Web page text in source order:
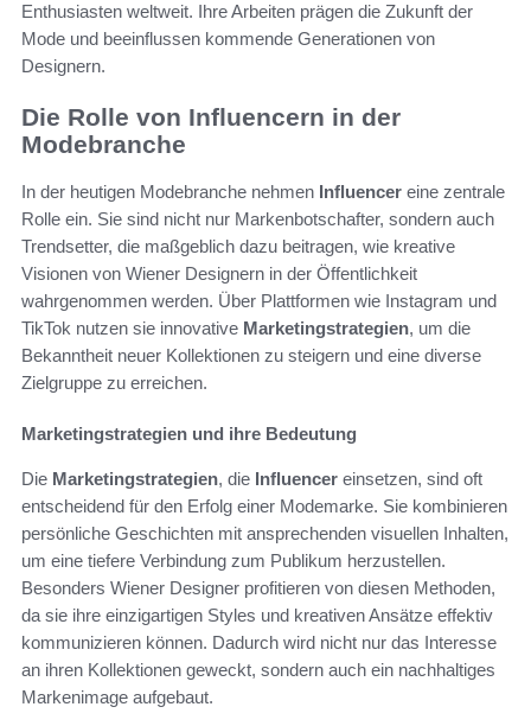
Enthusiasten weltweit. Ihre Arbeiten prägen die Zukunft der
Mode und beeinflussen kommende Generationen von
Designern.
Die Rolle von Influencern in der
Modebranche
In der heutigen Modebranche nehmen Influencer eine zentrale
Rolle ein. Sie sind nicht nur Markenbotschafter, sondern auch
Trendsetter, die maßgeblich dazu beitragen, wie kreative
Visionen von Wiener Designern in der Öffentlichkeit
wahrgenommen werden. Über Plattformen wie Instagram und
TikTok nutzen sie innovative Marketingstrategien, um die
Bekanntheit neuer Kollektionen zu steigern und eine diverse
Zielgruppe zu erreichen.
Marketingstrategien und ihre Bedeutung
Die Marketingstrategien, die Influencer einsetzen, sind oft
entscheidend für den Erfolg einer Modemarke. Sie kombinieren
persönliche Geschichten mit ansprechenden visuellen Inhalten,
um eine tiefere Verbindung zum Publikum herzustellen.
Besonders Wiener Designer profitieren von diesen Methoden,
da sie ihre einzigartigen Styles und kreativen Ansätze effektiv
kommunizieren können. Dadurch wird nicht nur das Interesse
an ihren Kollektionen geweckt, sondern auch ein nachhaltiges
Markenimage aufgebaut.